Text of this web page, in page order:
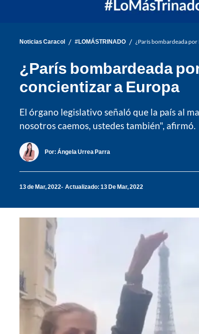
Noticias Caracol / #LOMÁSTRINADO / ¿París bombardeada
¿París bombardeada
concientizar a Europa
El órgano legislativo señaló que la país al
nosotros caemos, ustedes también", afirmó.
Por: Ángela Urrea Parra
13 de Mar, 2022 Actualizado: 13 De Mar, 2022